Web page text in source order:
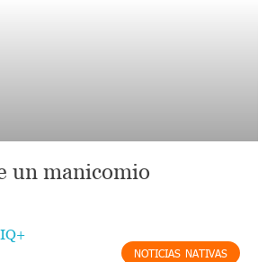
un manicomio
NOTICIAS NATIVAS